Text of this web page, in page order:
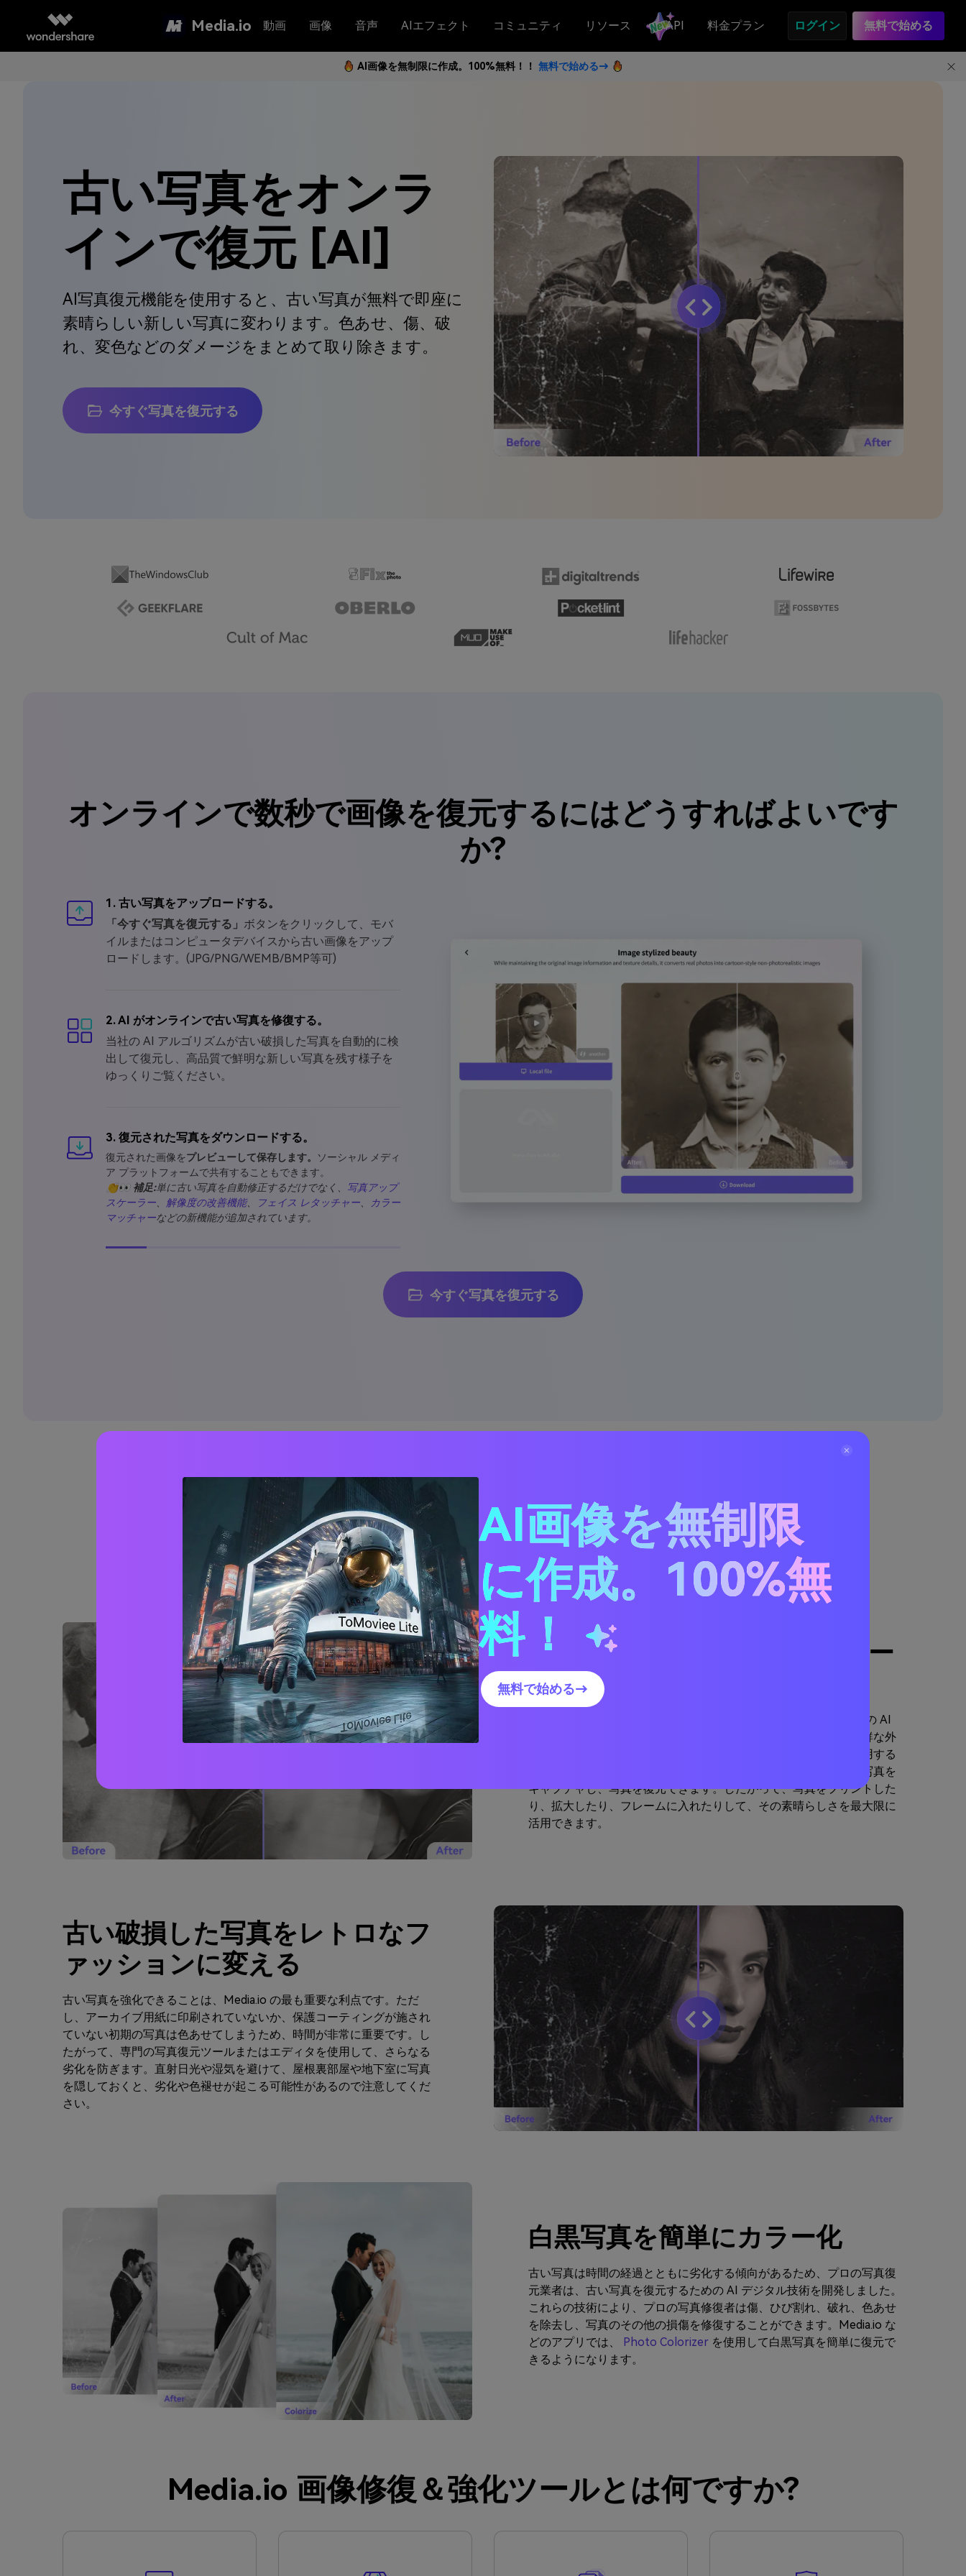
Media.io 動画 画像 音声 AIエフェクト コミュニティ リソース API 料金プラン ログイン 無料で始める
AI画像を無制限に作成。100%無料！！ 無料で始める→
古い写真をオンラ
インで復元 [AI]
AI写真復元機能を使用すると、古い写真が無料で即座に
素晴らしい新しい写真に変わります。色あせ、傷、破
れ、変色などのダメージをまとめて取り除きます。
今すぐ写真を復元する
オンラインで数秒で画像を復元するにはどうすればよいです
か?
1. 古い写真をアップロードする。
「今すぐ写真を復元する」 ボタンをクリックして、モバ
イルまたはコンピュータデバイスから古い画像をアップ
ロードします。(JPG/PNG/WEMB/BMP等可)
2. AI がオンラインで古い写真を修復する。
当社の AI アルゴリズムが古い破損した写真を自動的に検
出して復元し、高品質で鮮明な新しい写真を残す様子を
ゆっくりご覧ください。
3. 復元された写真をダウンロードする。
復元された画像をプレビューして保存します。
ソーシャル メディ
ア プラットフォームで共有することもできます。
👏👀 補足:単に古い写真を自動修正するだけでなく、 写真アップ
スケーラー
解像度の改善機能、 フェイス レタッチャー
カラー
マッチャーなどの新機能が追加されています。
今すぐ写真を復元する
古い写真を次のレベルに引き上げる
Media.io 写真復元ツールを使用すると、古い写真を修復し、鮮明な効果を得ることができます。
古い傷んだ写真を生き返らせて、ヴィンテージファッションに変えます。
身近にある最良の写真復元サー
ビス
Media.io は、最良の写真復元オンライン サービスの 1 つです。この AI
画像復元ソフトウェアは、傷や汚れを除去して画像を復元し、新鮮な外
観でより多くのディテールを引き出します。任意のデバイスで使用する
と、サードパーティのソフトウェアをダウンロードせずに簡単に写真を
キャプチャし、写真を復元できます。したがって、写真をプリントした
り、拡大したり、フレームに入れたりして、その素晴らしさを最大限に
活用できます。
古い破損した写真をレトロなフ
ァッションに変える
古い写真を強化できることは、Media.io の最も重要な利点です。ただ
し、アーカイブ用紙に印刷されていないか、保護コーティングが施され
ていない初期の写真は色あせてしまうため、時間が非常に重要です。し
たがって、専門の写真復元ツールまたはエディタを使用して、さらなる
劣化を防ぎます。直射日光や湿気を避けて、屋根裏部屋や地下室に写真
を隠しておくと、劣化や色褪せが起こる可能性があるので注意してくだ
さい。
白黒写真を簡単にカラー化
古い写真は時間の経過とともに劣化する傾向があるため、プロの写真復
元業者は、古い写真を復元するための AI デジタル技術を開発しました。
これらの技術により、プロの写真修復者は傷、ひび割れ、破れ、色あせ
を除去し、写真のその他の損傷を修復することができます。Media.io な
どのアプリでは、 Photo Colorizer を使用して白黒写真を簡単に復元で
きるようになります。
Media.io 画像修復＆強化ツールとは何ですか?
AI画像を無制限
に作成。100%無
料！
無料で始める→